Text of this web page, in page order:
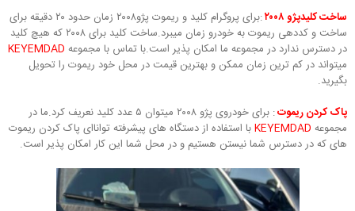
ساخت کلیدپژو ۲۰۰۸
:برای پروگرام کلید و ریموت پژو۲۰۰۸ زمان حدود ۲۰ دقیقه برای
ساخت و کددهی ریموت به خودرو زمان میبرد.ساخت کلید برای ۲۰۰۸ که هیچ کلید
در دسترس ندارد در مجموعه ما امکان پذیر است.با تماس با مجموعهKEYEMDAD
میتواند در کم ترین زمان ممکن و بهترین قیمت در محل خود ریموت را تحویل
بگیرید.
پاک کردن ریموت
: برای خودروی پژو ۲۰۰۸ میتوان ۵ عدد کلید نعریف کرد.ما در
مجموعهKEYEMDADبا استفاده از دستگاه های پیشرفته تواناای پاک کردن ریموت
های که در دسترس شما نیستن هستیم و در محل شما این کار امکان پذیر است.